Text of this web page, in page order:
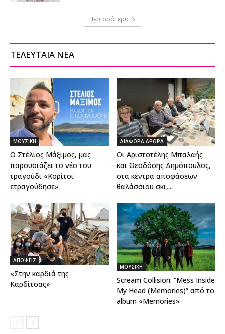
Περισσότερα
ΤΕΛΕΥΤΑΙΑ ΝΕΑ
ΜΟΥΣΙΚΗ
Ο Στέλιος Μάξιμος, μας
παρουσιάζει το νέο του
τραγούδι «Κορίτσι
ετραγούδησε»
ΔΙΑΦΟΡΑ ΑΡΘΡΑ
Οι Αριστοτέλης Μπαλαής
και Θεοδόσης Δημόπουλος,
στα κέντρα αποφάσεων
θαλάσσιου σκι,...
ΑΠΟΨΕΙΣ
«Στην καρδιά της
Καρδίτσας»
ΜΟΥΣΙΚΗ
Scream Collision: “Mess Inside
My Head (Memories)” από το
album «Memories»